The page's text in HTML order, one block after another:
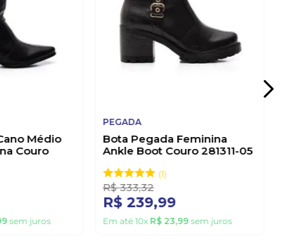
Médio
Couro
sem juros
PEGADA
Bota Pegada Feminina
Ankle Boot Couro 281311-05
1
R$ 333,32
R$ 239,99
Em até10x R$ 23,99sem juros